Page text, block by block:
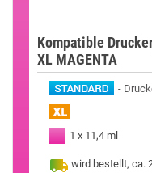
Kompatible
XL MAGENTA
1 x 11,4 ml
wird bestellt, ca.